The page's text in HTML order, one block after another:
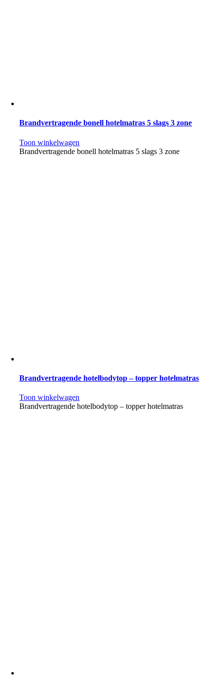
Brandvertragende bonell hotelmatras 5 slags 3 zone
Toon winkelwagen
Brandvertragende bonell hotelmatras 5 slags 3 zone
Brandvertragende hotelbodytop – topper hotelmatras
Toon winkelwagen
Brandvertragende hotelbodytop – topper hotelmatras